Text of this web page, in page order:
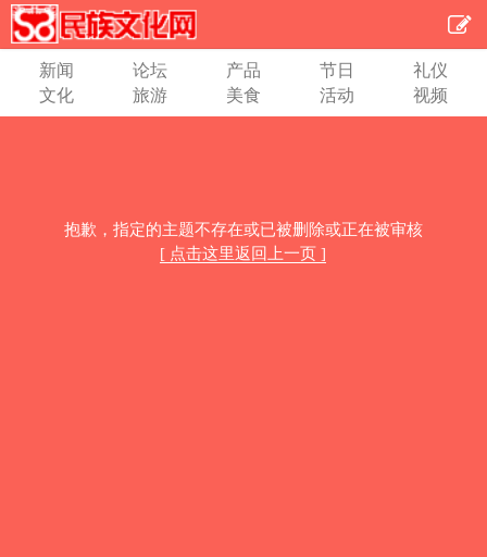
新闻 论坛 产品 节日
礼仪
文化
旅游 美食 活动 视频
抱歉，指定的主题不存在或已被删除或正在被审核
[ 点击这里返回上一页 ]